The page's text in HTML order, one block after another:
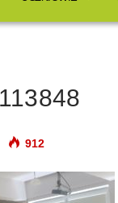
912